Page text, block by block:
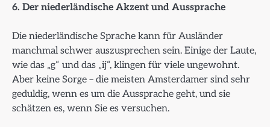
6. Der niederländische Akzent und Aussprache
Die niederländische Sprache kann für Ausländer
manchmal schwer auszusprechen sein. Einige der Laute,
wie das „g“ und das „ij“, klingen für viele ungewohnt.
Aber keine Sorge – die meisten Amsterdamer sind sehr
geduldig, wenn es um die Aussprache geht, und sie
schätzen es, wenn Sie es versuchen.